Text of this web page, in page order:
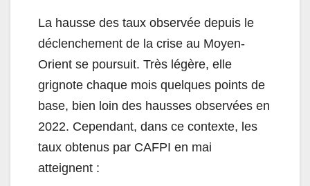
La hausse des taux observée depuis le
déclenchement de la crise au Moyen-
Orient se poursuit. Très légère, elle
grignote chaque mois quelques points de
base, bien loin des hausses observées en
2022. Cependant, dans ce contexte, les
taux obtenus par CAFPI en mai
atteignent :